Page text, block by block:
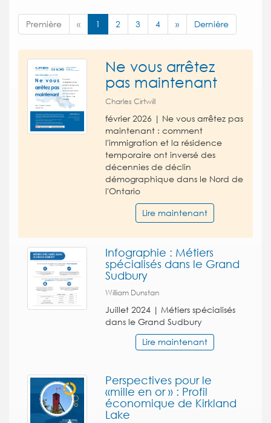
Première « 1 2 3 4 » Dernière
Ne vous arrêtez
pas maintenant
Charles Cirtwill
février 2026 | Ne vous arrêtez pas
maintenant : comment
l'immigration et la résidence
temporaire ont inversé des
décennies de déclin
démographique dans le Nord de
l'Ontario
Lire maintenant
Infographie : Métiers
spécialisés dans le Grand
Sudbury
William Dunstan
Juillet 2024 | Métiers spécialisés
dans le Grand Sudbury
Lire maintenant
Perspectives pour le
«mille en or » : Profil
économique de Kirkland
Lake